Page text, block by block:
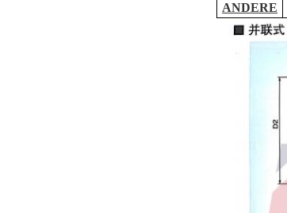
ANDERE